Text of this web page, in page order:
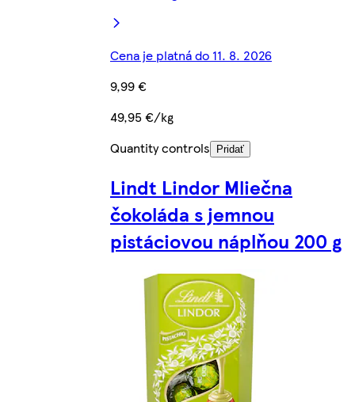
Cena je platná do 11. 8. 2026
9,99 €
49,95 €/kg
Quantity controls
Pridať
Lindt Lindor Mliečna
čokoláda s jemnou
pistáciovou náplňou 200 g